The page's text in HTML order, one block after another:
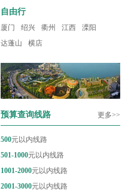
自由行
厦门 绍兴 衢州 江西
溧阳
达蓬山
横店
预算查询线路 更多>>
500元以内线路
501-1000元以内线路
1001-2000元以内线路
2001-3000元以内线路